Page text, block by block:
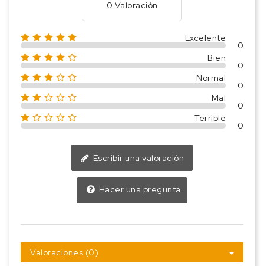
0 Valoración
Excelente
0
Bien
0
Normal
0
Mal
0
Terrible
0
Escribir una valoración
Hacer una pregunta
Valoraciones (0)